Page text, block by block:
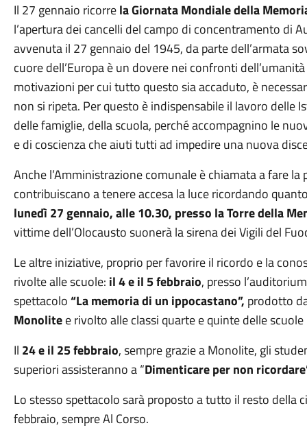
Il 27 gennaio ricorrela Giornata Mondiale della
l’apertura dei cancelli del campo di concentramento di
avvenuta il 27 gennaio del 1945, da parte dell’armata
cuore dell’Europa è un dovere nei confronti
motivazioni per cui tutto questo sia accaduto, è
non si ripeta. Per questo è indispensabile il lavoro delle
delle famiglie, della scuola, perché accompagnino le
e di coscienza che aiuti tutti ad impedire una nuova
Anche l’Amministrazione comunale è chiamata a fare
contribuiscano a tenere accesa la luce ricordando
lunedì 27 gennaio, alle 10.30, presso la Torre della
vittime dell’Olocausto suonerà la sirena dei Vigili del
Le altre iniziative, proprio per favorire il ricordo e la
rivolte alle scuole: il 4 e il 5 febbraio, presso
spettacolo“La memoria di un ippocastano”, prodotto
Monolitee rivolto alle classi quarte e quinte delle
Il 24 e il 25 febbraio, sempre grazie a Monolite, gli
superiori assisteranno a “Dimenticare per non
Lo stesso spettacolo sarà proposto a tutto il resto della
febbraio, sempre Al Corso.